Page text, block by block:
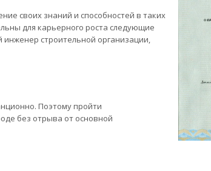
своих знаний и способностей в таких
для карьерного роста следующие
строительной организации,
Поэтому пройти
без отрыва от основной